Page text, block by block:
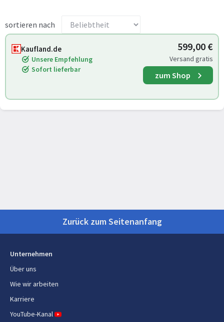
sortieren nach
Kaufland.de
Unsere Empfehlung
Sofort lieferbar
599,00 €
Versand gratis
zum Shop
Zurück zum Seitenanfang
Unternehmen
Über uns
Wie wir arbeiten
Karriere
YouTube-Kanal